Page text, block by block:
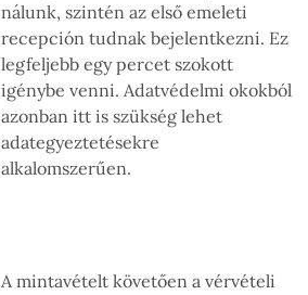
nálunk, szintén az első emeleti
recepción tudnak bejelentkezni. Ez
legfeljebb egy percet szokott
igénybe venni. Adatvédelmi okokból
azonban itt is szükség lehet
adategyeztetésekre
alkalomszerűen.
A mintavételt követően a vérvételi